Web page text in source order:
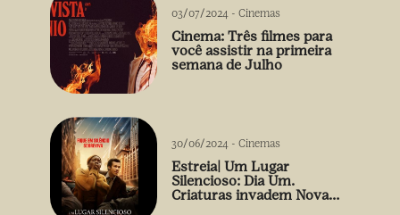
03/07/2024 - Cinemas
Cinema: Três filmes para
você assistir na primeira
semana de Julho
30/06/2024 - Cinemas
Estreia| Um Lugar
Silencioso: Dia Um.
Criaturas invadem Nova